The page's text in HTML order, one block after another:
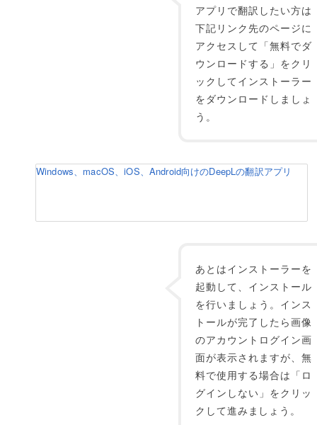
アプリで翻訳したい方は
下記リンク先のページに
アクセスして「無料でダ
ウンロードする」をクリ
ックしてインストーラー
をダウンロードしましょ
う。
Windows、macOS、iOS、Android向けのDeepLの翻訳アプリ
あとはインストーラーを
起動して、インストール
を行いましょう。インス
トールが完了したら画像
のアカウントログイン画
面が表示されますが、無
料で使用する場合は「ロ
グインしない」をクリッ
クして進みましょう。